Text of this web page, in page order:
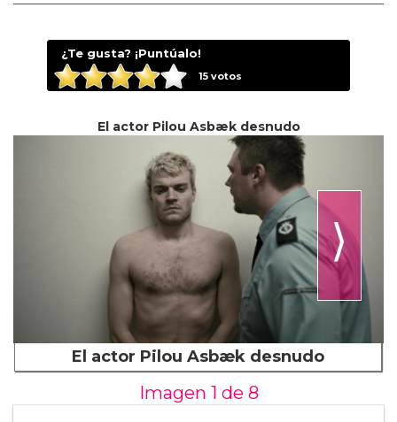
¿Te gusta? ¡Puntúalo!
15votos
El actor Pilou Asbæk desnudo
⟩
El actor Pilou Asbæk desnudo
Imagen 1 de 8